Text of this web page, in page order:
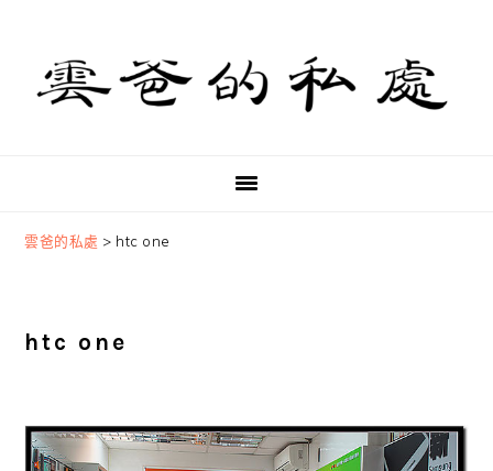
primary
navigation
content
primary
sidebar
雲爸的私處 > htc one
htc one